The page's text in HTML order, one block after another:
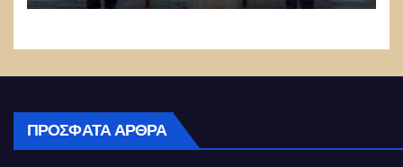
ΠΡΌΣΦΑΤΑ ΆΡΘΡΑ